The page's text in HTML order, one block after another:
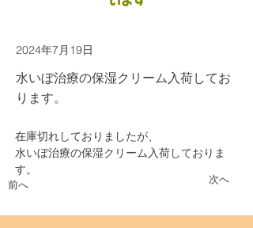
2024年7月19日
水いぼ治療の保湿クリーム入荷してお
ります。
前へ 次へ
在庫切れしておりましたが、
水いぼ治療の保湿クリーム入荷しておりま
す。